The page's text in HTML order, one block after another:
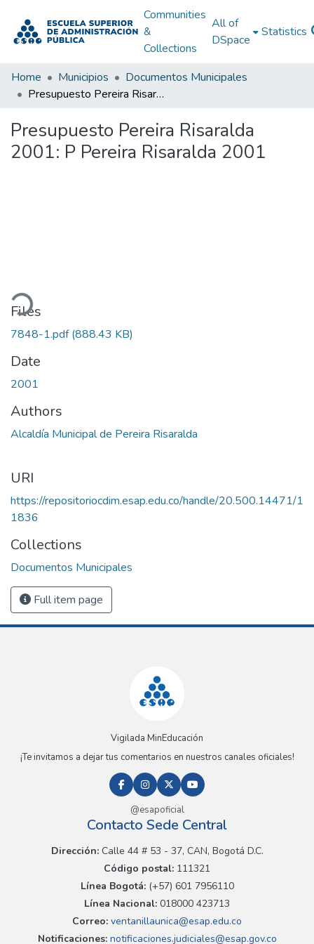
Communities
&
Collections
All of
DSpace
Statistics
Home Municipios
Documentos Municipales
Presupuesto Pereira Risaralda 2001: P Pereira Risaralda 2001
Presupuesto Pereira Risaralda
2001: P Pereira Risaralda 2001
Files
7848-1.pdf(888.43 KB)
Date
2001
Authors
Alcaldía Municipal de Pereira Risaralda
URI
https://repositoriocdim.esap.edu.co/handle/20.500.14471/1
1836
Collections
Documentos Municipales
Full item page
Vigilada MinEducación
¡Te invitamos a dejar tus comentarios en nuestros canales oficiales!
@esapoficial
Contacto Sede Central
Dirección:Calle 44 # 53 - 37, CAN, Bogotá D.C.
Código postal: 111321
Línea Bogotá:(+57) 601 7956110
Línea Nacional: 018000 423713
Correo: ventanillaunica@esap.edu.co
Notificaciones:notificaciones.judiciales@esap.gov.co